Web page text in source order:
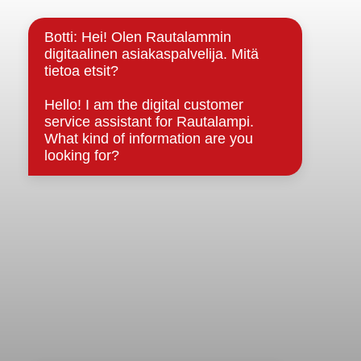
Strategiat, ohjelmat, ohjeet, suunnitelmat, säännöt ja
sopimukset
Asiakirjajulkisuuskuvaus
Evästeet
Saavutettavuusseloste
Tietosuoja
Tietosuojaselosteet